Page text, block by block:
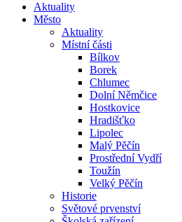
Aktuality
Město
Aktuality
Místní části
Bílkov
Borek
Chlumec
Dolní Němčice
Hostkovice
Hradišťko
Lipolec
Malý Pěčín
Prostřední Vydří
Toužín
Velký Pěčín
Historie
Světové prvenství